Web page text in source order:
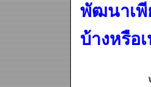
พัฒนาเพี
บ้างหรือ
งา